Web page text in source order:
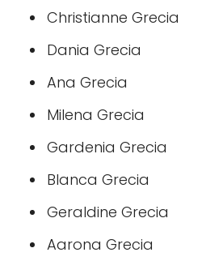
Christianne Grecia
Dania Grecia
Ana Grecia
Milena Grecia
Gardenia Grecia
Blanca Grecia
Geraldine Grecia
Aarona Grecia